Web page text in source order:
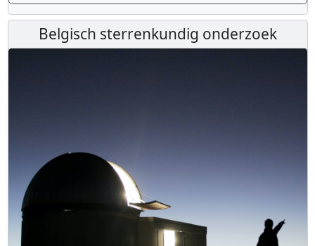
Belgisch sterrenkundig onderzoek